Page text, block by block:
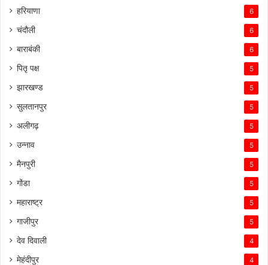
हरियाणा 6
चंदौली 6
बाराबंकी 6
पितृ पक्ष 5
झारखण्ड 5
सुलतानपुर 5
अलीगढ़ 5
उन्नाव 5
मैनपुरी 5
गोंडा 5
महाराष्ट्र 5
गाजीपुर 5
देव दिवाली 4
मेहंदीपुर 4